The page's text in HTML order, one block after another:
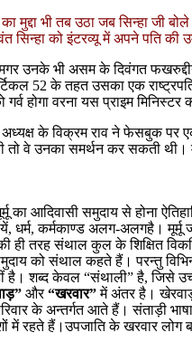
मुद्दा भी तब उठा जब सिन्हा जी
को इंटरव्यू में अपने पति की
मगर उनके भी असम के दिवंगत
52 के तहत उसका एक
होगा वरना यस प्राइम
के विक्रम राव ने फेसबुक पर एक
तो वे उनका समर्थन कर सकती थी।
मूर्मू का आदिवासी समुदाय से
धर्म, कर्मकाण्ड अलग-अलगहै।
ही तरह संथाल कुल के शिक्षित
को संथाल कहते हैं। परन्तु
शब्द केवल “संथाली” है, जिसे
और“खरवार”में अंतर है।
के अन्तर्गत आते हैं। संताड़ी
में रहते हैं।उपजाति के खरवार लोग